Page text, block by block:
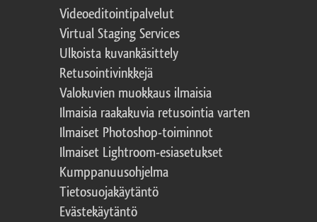
Videoeditointipalvelut
Virtual Staging Services
Ulkoista kuvankäsittely
Retusointivinkkejä
Valokuvien muokkaus ilmaisia
Ilmaisia raakakuvia retusointia varten
Ilmaiset Photoshop-toiminnot
Ilmaiset Lightroom-esiasetukset
Kumppanuusohjelma
Tietosuojakäytäntö
Evästekäytäntö